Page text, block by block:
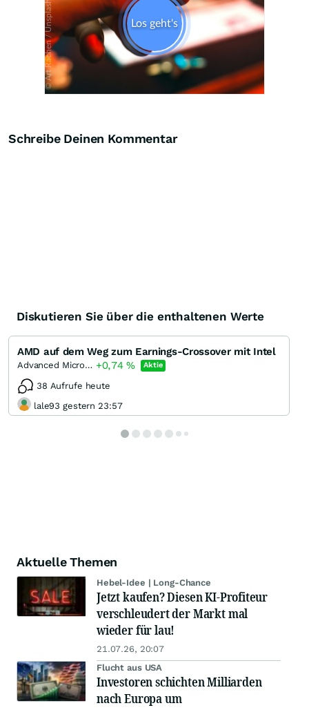
Schreibe Deinen Kommentar
Diskutieren Sie über die enthaltenen Werte
AMD auf dem Weg zum Earnings-Crossover mit Intel
Advanced Micro Devices +0,74% Aktie
38 Aufrufe heute
lale93 gestern 23:57
Aktuelle Themen
Hebel-Idee | Long-Chance
Jetzt kaufen? Diesen KI-Profiteur
verschleudert der Markt mal
wieder für lau!
21.07.26, 20:07
Flucht aus USA
Investoren schichten Milliarden
nach Europa um